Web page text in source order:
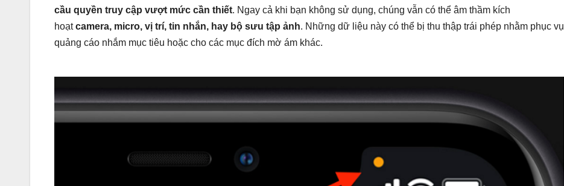
cầu quyền truy cập vượt mức cần thiết. Ngay cả khi bạn không sử dụng, chúng vẫn có thể âm thầm kích
hoạtcamera, micro, vị trí, tin nhắn, hay bộ sưu tập ảnh. Những dữ liệu này có thể bị thu thập trái phép nhằm phục vụ
quảng cáo nhắm mục tiêu hoặc cho các mục đích mờ ám khác.